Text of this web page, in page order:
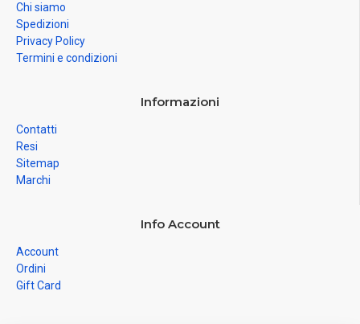
Chi siamo
Spedizioni
Privacy Policy
Termini e condizioni
Informazioni
Contatti
Resi
Sitemap
Marchi
Info Account
Account
Ordini
Gift Card